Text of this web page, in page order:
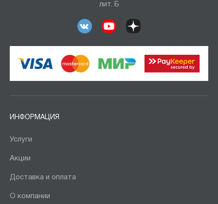
лит. Б
ИНФОРМАЦИЯ
Услуги
Акции
Доставка и оплата
О компании